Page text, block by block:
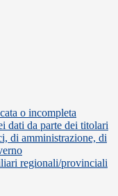
o incompleta
dati da parte dei titolari
di amministrazione, di
regionali/provinciali